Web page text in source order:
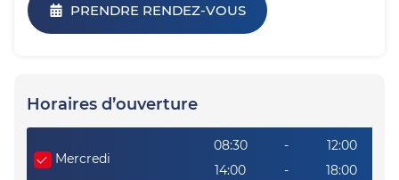
PRENDRE RENDEZ-VOUS
Horaires d’ouverture
Heures
Mercredi
08:30 -
12:00
14:00
- 18:00